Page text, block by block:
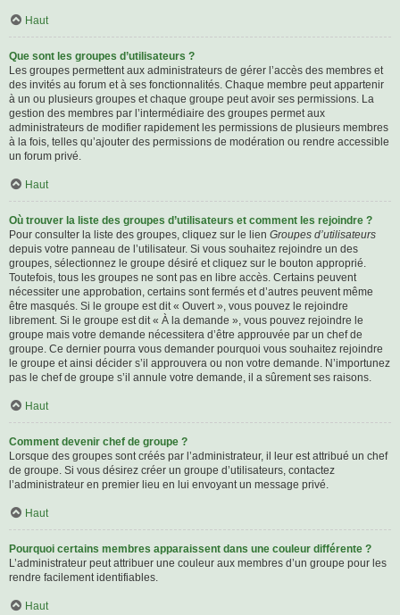
Haut
Que sont les groupes d’utilisateurs ?
Les groupes permettent aux administrateurs de gérer l’accès des membres et
des invités au forum et à ses fonctionnalités. Chaque membre peut appartenir
à un ou plusieurs groupes et chaque groupe peut avoir ses permissions. La
gestion des membres par l’intermédiaire des groupes permet aux
administrateurs de modifier rapidement les permissions de plusieurs membres
à la fois, telles qu’ajouter des permissions de modération ou rendre accessible
un forum privé.
Haut
Où trouver la liste des groupes d’utilisateurs et comment les rejoindre ?
Pour consulter la liste des groupes, cliquez sur le lien Groupes d’utilisateurs
depuis votre panneau de l’utilisateur. Si vous souhaitez rejoindre un des
groupes, sélectionnez le groupe désiré et cliquez sur le bouton approprié.
Toutefois, tous les groupes ne sont pas en libre accès. Certains peuvent
nécessiter une approbation, certains sont fermés et d’autres peuvent même
être masqués. Si le groupe est dit « Ouvert », vous pouvez le rejoindre
librement. Si le groupe est dit « À la demande », vous pouvez rejoindre le
groupe mais votre demande nécessitera d’être approuvée par un chef de
groupe. Ce dernier pourra vous demander pourquoi vous souhaitez rejoindre
le groupe et ainsi décider s’il approuvera ou non votre demande. N’importunez
pas le chef de groupe s’il annule votre demande, il a sûrement ses raisons.
Haut
Comment devenir chef de groupe ?
Lorsque des groupes sont créés par l’administrateur, il leur est attribué un chef
de groupe. Si vous désirez créer un groupe d’utilisateurs, contactez
l’administrateur en premier lieu en lui envoyant un message privé.
Haut
Pourquoi certains membres apparaissent dans une couleur différente ?
L’administrateur peut attribuer une couleur aux membres d’un groupe pour les
rendre facilement identifiables.
Haut